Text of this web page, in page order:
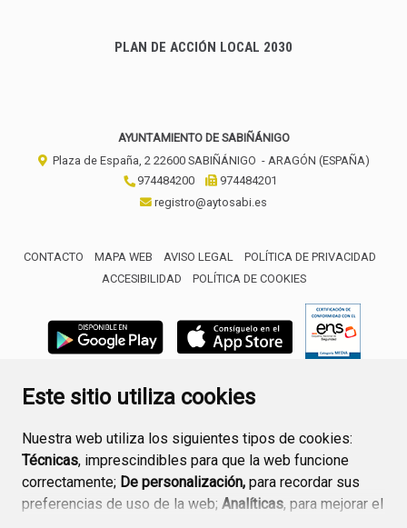
Este sitio utiliza cookies
Nuestra web utiliza los siguientes tipos de cookies:
Técnicas, imprescindibles para que la web funcione
correctamente; De personalización, para recordar sus
preferencias de uso de la web; Analíticas, para mejorar el
PLAN DE ACCIÓN LOCAL 2030
AYUNTAMIENTO DE SABIÑÁNIGO
Plaza de España, 2 22600 SABIÑÁNIGO - ARAGÓN (ESPAÑA)
974484200
974484201
registro@aytosabi.es
CONTACTO MAPA WEB AVISO LEGAL
POLÍTICA DE PRIVACIDAD
ACCESIBILIDAD
POLÍTICA DE COOKIES